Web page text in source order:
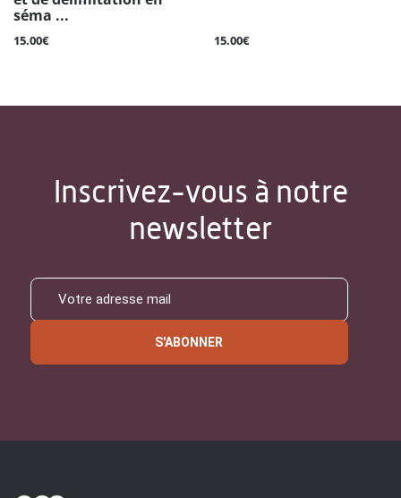
séma ...
15.00€ 15.00€
Inscrivez-vous à notre
newsletter
S'ABONNER